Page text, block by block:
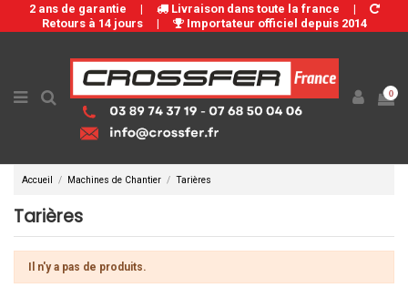
2 ans de garantie | Livraison dans toute la france
|
Retours à 14 jours
| Importateur officiel depuis 2014
0
Accueil Machines de Chantier Tarières
Tarières
Il n'y a pas de produits.